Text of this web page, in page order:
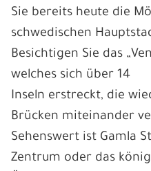
Sie bereits heute die
schwedischen
Besichtigen Sie das
welches sich über 14
Inseln erstreckt, die
Brücken miteinander
Sehenswert ist Gamla
Zentrum oder das